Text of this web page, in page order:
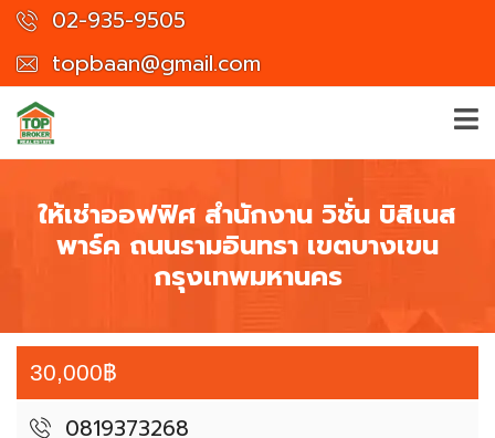
02-935-9505
topbaan@gmail.com
ให้เช่าออฟฟิศ สำนักงาน วิชั่น บิสิเนส
พาร์ค ถนนรามอินทรา เขตบางเขน
กรุงเทพมหานคร
30,000฿
0819373268